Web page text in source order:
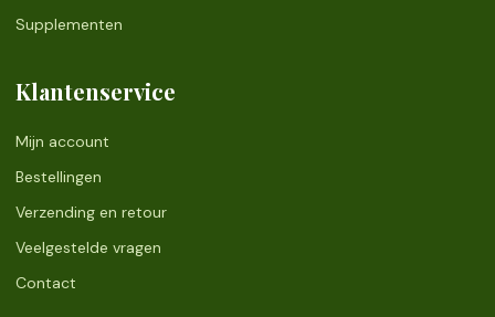
Supplementen
Klantenservice
Mijn account
Bestellingen
Verzending en retour
Veelgestelde vragen
Contact